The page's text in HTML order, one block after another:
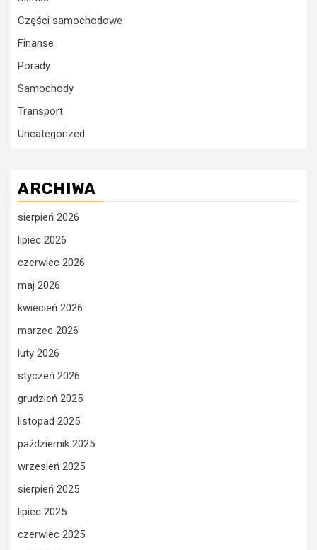
Części samochodowe
Finanse
Porady
Samochody
Transport
Uncategorized
ARCHIWA
sierpień 2026
lipiec 2026
czerwiec 2026
maj 2026
kwiecień 2026
marzec 2026
luty 2026
styczeń 2026
grudzień 2025
listopad 2025
październik 2025
wrzesień 2025
sierpień 2025
lipiec 2025
czerwiec 2025